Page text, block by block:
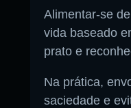
Alimentar-se
vida baseado
prato e
Na prática,
saciedade e